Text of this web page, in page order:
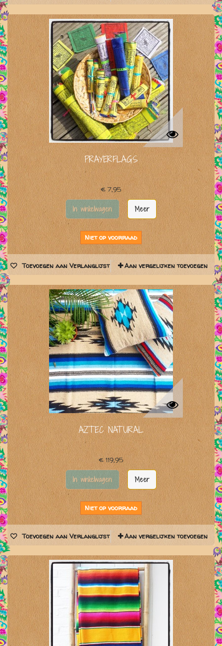
PRAYERFLAGS
€ 7,95
In winkelwagen Meer
Niet op voorraad
Toevoegen aan Verlanglijst Aan vergelijken toevoegen
AZTEC NATURAL
€ 119,95
In winkelwagen Meer
Niet op voorraad
Toevoegen aan Verlanglijst Aan vergelijken toevoegen